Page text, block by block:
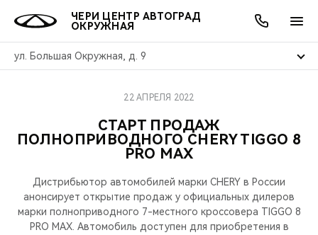
ЧЕРИ ЦЕНТР АВТОГРАД
ОКРУЖНАЯ
ул. Большая Окружная, д. 9
МОДЕЛИ
ВСЕ МОДЕЛИ
КРОССОВЕРЫ
СЕДАНЫ
ПОКУПАТЕЛЯМ
ВЫБОР И ПОКУПКА
ВЛАДЕЛЬЦАМ
СЕРВИС
ПОДДЕРЖКА
МИР CHERY
АКСЕССУАРЫ
CHERY В СОЦСЕТЯХ
АКЦИИ
ВЫГОДЫ И АКЦИИ
ОНЛАЙН СЕРВИСЫ
ВЫБОР И ПОКУПКА
О КОМПАНИИ
О НАС
СТАРТ ПРОДАЖ
ПОЛНОПРИВОДНОГО CHERY TIGGO 8
PRO MAX
22 АПРЕЛЯ 2022
Дистрибьютор автомобилей марки CHERY в России
анонсирует открытие продаж у официальных дилеров
марки полноприводного 7-местного кроссовера TIGGO 8
PRO MAX. Автомобиль доступен для приобретения в